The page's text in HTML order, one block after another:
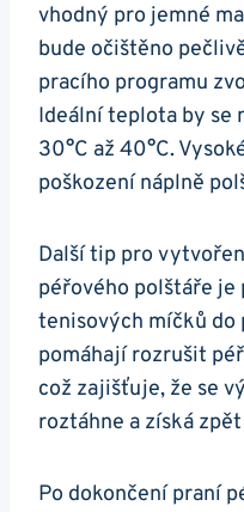
vhodný pro jemné
bude očištěno
pracího programu
Ideální teplota by se
30°C až 40°C.
poškození náplně
Další tip pro
péřového polštáře
tenisových míčků do
pomáhají rozrušit
což zajišťuje, že se
roztáhne a získá
Po dokončení praní